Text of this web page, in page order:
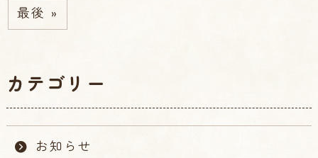
最後 »
カテゴリー
お知らせ